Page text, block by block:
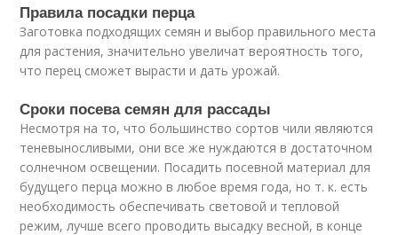
Правила посадки перца
Заготовка подходящих семян и выбор правильного места
для растения, значительно увеличат вероятность того,
что перец сможет вырасти и дать урожай.
Сроки посева семян для рассады
Несмотря на то, что большинство сортов чили являются
теневыносливыми, они все же нуждаются в достаточном
солнечном освещении. Посадить посевной материал для
будущего перца можно в любое время года, но т. к. есть
необходимость обеспечивать световой и тепловой
режим, лучше всего проводить высадку весной, в конце